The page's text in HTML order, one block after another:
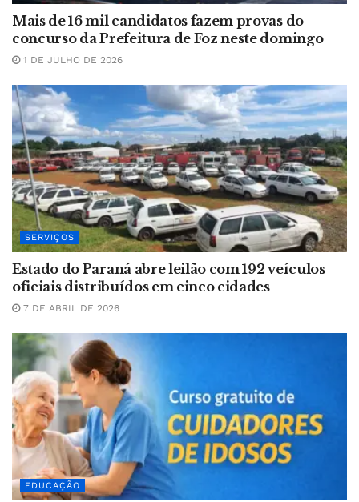
Mais de 16 mil candidatos fazem provas do
concurso da Prefeitura de Foz neste domingo
1 DE JULHO DE 2026
SERVIÇOS
Estado do Paraná abre leilão com 192 veículos
oficiais distribuídos em cinco cidades
7 DE ABRIL DE 2026
EDUCAÇÃO